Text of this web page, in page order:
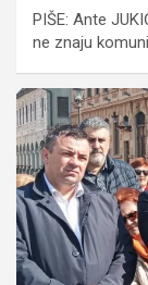
PIŠE: Ante
ne znaju